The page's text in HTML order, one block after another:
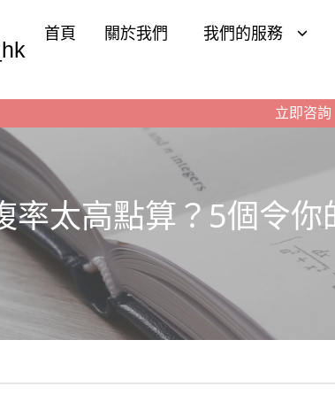
首頁 關於我們 我們的服務
立即咨詢
太高點算？5個令你